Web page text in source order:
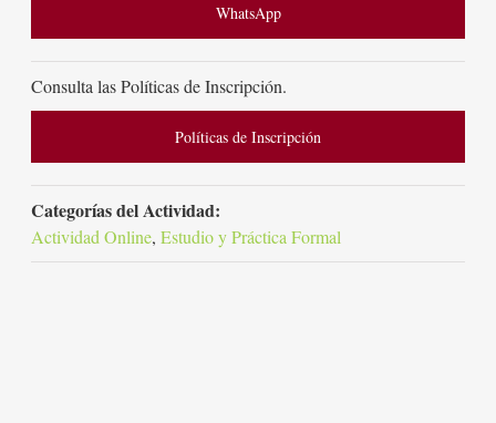
WhatsApp
Consulta las Políticas de Inscripción.
Políticas de Inscripción
Categorías del Actividad:
Actividad Online,Estudio y Práctica Formal